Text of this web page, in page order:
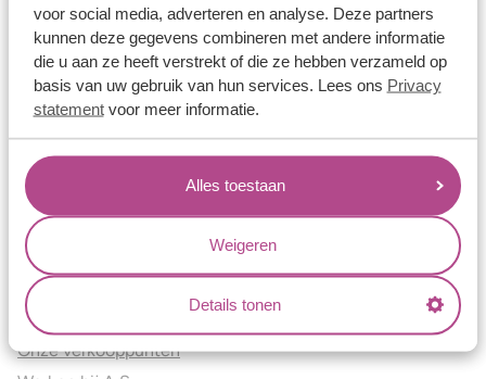
voor social media, adverteren en analyse. Deze partners
kunnen deze gegevens combineren met andere informatie
die u aan ze heeft verstrekt of die ze hebben verzameld op
basis van uw gebruik van hun services. Lees ons Privacy
statementvoor meer informatie.
Alles toestaan
Weigeren
Details tonen
Aller Spanninga
Historie
Certificaten
Blogs
Jouw voordelen
Conflictvrije Materialen
Oneindig veel mogelijkheden
Kwaliteit
Juweliers & Contact
Onze verkooppunten